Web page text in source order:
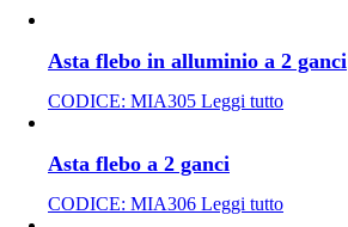
Asta flebo in alluminio a 2 ganci
CODICE: MIA305 Leggi tutto
Asta flebo a 2 ganci
CODICE: MIA306 Leggi tutto